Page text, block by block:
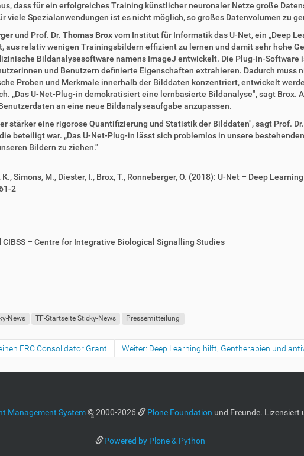
dass für ein erfolgreiches Training künstlicher neuronaler Netze große
viele Spezialanwendungen ist es nicht möglich, so großes Datenvolumen zu
und Prof. Dr. Thomas Broxvom Institut für Informatik das U-Net, ein „Deep
aus relativ wenigen Trainingsbildern effizient zu lernen und damit sehr hohe
Bildanalysesoftware namens ImageJ entwickelt. Die Plug-in-Software
und Benutzern definierte Eigenschaften extrahieren. Dadurch muss
Proben und Merkmale innerhalb der Bilddaten konzentriert, entwickelt
„Das U-Net-Plug-in demokratisiert eine lernbasierte Bildanalyse", sagt Brox.
an eine neue Bildanalyseaufgabe anzupassen.
stärker eine rigorose Quantifizierung und Statistik der Bilddaten", sagt Prof. Dr.
beteiligt war. „Das U-Net-Plug-in lässt sich problemlos in unsere
Bildern zu ziehen."
K., Simons, M., Diester, I., Brox, T., Ronneberger, O. (2018): U-Net – Deep
2
– Centre for Integrative Biological Signalling Studies
News TF-Startseite Sticky-News Pressemitteilung
ERC Consolidator Grant Weiter: Deep Learning hilft, Gentherapien und
Management System ©2000-2026 Plone Foundation und Freunde. Lizensiert
Powered by Plone & Python